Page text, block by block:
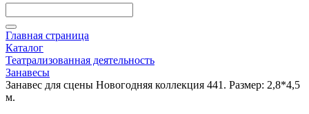
Главная страница
Каталог
Театрализованная деятельность
Занавесы
Занавес для сцены Новогодняя коллекция 441. Размер: 2,8*4,5
м.